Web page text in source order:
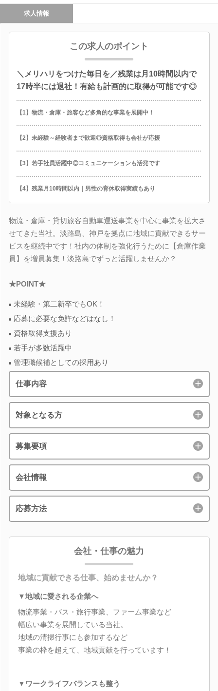
求人情報
この求人のポイント
＼メリハリをつけた毎日を／残業は月10時間以内で
17時半には退社！有給も計画的に取得が可能です◎
【1】物流・倉庫・旅客など多角的な事業を展開中！
【2】未経験～経験者まで歓迎◎資格取得も会社が応援
【3】若手社員活躍中◎コミュニケーションも活発です
【4】残業月10時間以内｜男性の育休取得実績もあり
物流・倉庫・貸切旅客自動車運送事業を中心に事業を拡大さ
せてきた当社。淡路島、神戸を拠点に地域に貢献できるサー
ビスを継続中です！社内の体制を強化行うために【倉庫作業
員】を増員募集！淡路島でずっと活躍しませんか？
★POINT★
未経験・第二新卒でもOK！
応募に必要な免許などはなし！
資格取得支援あり
若手が多数活躍中
管理職候補としての採用あり
仕事内容
対象となる方
募集要項
会社情報
応募方法
会社・仕事の魅力
地域に貢献できる仕事、始めませんか？
▼地域に愛される企業へ
物流事業・バス・旅行事業、ファーム事業など
幅広い事業を展開している当社。
地域の清掃行事にも参加するなど
事業の枠を超えて、地域貢献を行っています！
▼ワークライフバランスも整う